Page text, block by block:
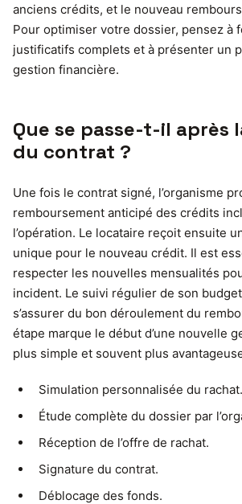
anciens crédits, et le nouveau
Pour optimiser votre dossier, pensez à
justificatifs complets et à présenter un
gestion financière.
Que se passe-t-il après
du contrat ?
Une fois le contrat signé, l’organisme
remboursement anticipé des crédits
l’opération. Le locataire reçoit ensuite
unique pour le nouveau crédit. Il est
respecter les nouvelles mensualités
incident. Le suivi régulier de son
s’assurer du bon déroulement du
étape marque le début d’une nouvelle
plus simple et souvent plus
Simulation personnalisée du rachat.
Étude complète du dossier par
Réception de l’offre de rachat.
Signature du contrat.
Déblocage des fonds.